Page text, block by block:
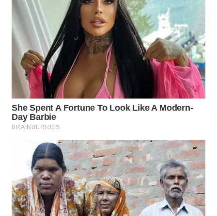
WAHANA
INFRASTRUKTUR
WAHANA
KONSUMEN
WAHANA
LISTRIK
WAHANA
WAHANA
TV
WAHANANEWS
ID